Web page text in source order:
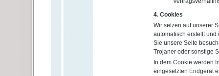
4. Cookies
Wir setzen auf unserer
automatisch erstellt und
Sie unsere Seite
Trojaner oder sonstige
In dem Cookie werden
eingesetzten Endgerät